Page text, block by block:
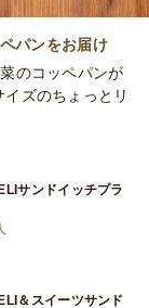
パンをお届け
のコッペパンが
ズのちょっとリ
サンドイッチプラ
＆スイーツサンド